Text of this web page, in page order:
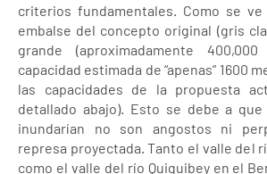
criterios fundamentales. Como se
embalse del concepto original (gris
grande (aproximadamente
capacidad estimada de “apenas” 1600
las capacidades de la propuesta
detallado abajo). Esto se debe a
inundarían no son angostos ni
represa proyectada. Tanto el valle del
como el valle del río Quiquibey en el